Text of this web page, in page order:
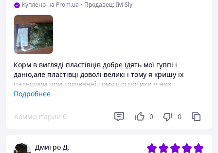
Куплено на Prom.ua • Продавец: IM Sly
Корм в вигляді пластівців добре їдять мої гуппі і
даніо,але пластівці доволі великі і тому я кришу їх
пальцями при годуванні,тому що ротики у них
маленькі.По вигляду корму помітно що в ньому багато
підходить для рибок які харчуються з поверхні
води.Брав для проби щоб збагатити раціон
Преимущества
Подробнее
Комментарии 0 0 0
Дмитро Д.